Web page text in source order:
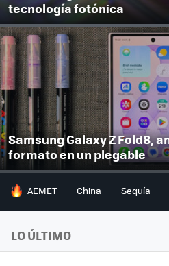
tecnología fotónica
Samsung Galaxy Z Fold8,
formato en un plegable
HOY SE HABLA DE
AEMET China Sequía
LO ÚLTIMO